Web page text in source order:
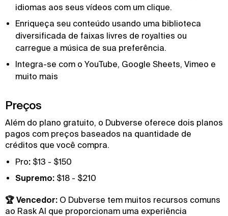
idiomas aos seus vídeos com um clique.
Enriqueça seu conteúdo usando uma biblioteca
diversificada de faixas livres de royalties ou
carregue a música de sua preferência.
Integra-se com o YouTube, Google Sheets, Vimeo e
muito mais
Preços
Além do plano gratuito, o Dubverse oferece dois planos
pagos com preços baseados na quantidade de
créditos que você compra.
‍Pro: $13 - $150
Supremo: $18 - $210
🏆 Vencedor: O Dubverse tem muitos recursos comuns
ao Rask AI que proporcionam uma experiência